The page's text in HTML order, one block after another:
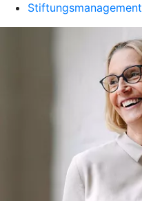
Stiftungsmanagement